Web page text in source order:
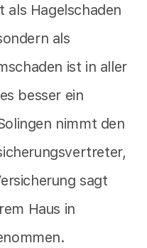
als Hagelschaden
als
ist in aller
besser ein
nimmt den
sagt
Haus in